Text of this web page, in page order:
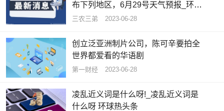
布下列地区，6月29号天气预报_环球
聚焦
三农三弟 2023-06-28
创立泛亚洲制片公司，陈可辛要拍全
世界都爱看的华语剧
第一财经 2023-06-28
凌乱近义词是什么呀!_凌乱近义词是
什么呀 环球热头条